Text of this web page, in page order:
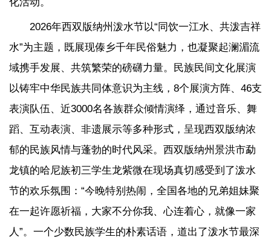
2026年西双版纳州泼水节以“同饮一江水、共泼吉祥
水”为主题，既展现傣乡千年民俗魅力，也凝聚起澜湄流
域携手发展、共筑繁荣的磅礴力量。民族民间文化展演
以铸牢中华民族共同体意识为主线，8个展演方阵、46支
表演队伍、近3000名各族群众倾情演绎，通过音乐、舞
蹈、互动表演、非遗展示等多种形式，呈现西双版纳浓
郁的民族风情与蓬勃的时代风采。西双版纳州景洪市勐
龙镇的哈尼族初三学生龙紫微在现场真切感受到了泼水
节的欢乐氛围：“今晚特别热闹，全国各地的兄弟姐妹聚
在一起许愿祈福，大家不分你我、心连着心，就像一家
人”。一个少数民族学生的朴素话语，道出了泼水节最深